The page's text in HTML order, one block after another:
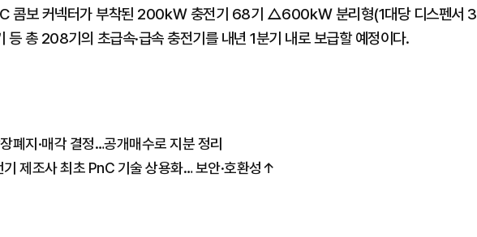
콤보 커넥터가 부착된 200㎾ 충전기 68기 △600㎾ 분리형(1대당 디스펜서 3
등 총 208기의 초급속·급속 충전기를 내년 1분기 내로 보급할 예정이다.
폐지·매각 결정…공개매수로 지분 정리
제조사 최초 PnC 기술 상용화… 보안·호환성↑